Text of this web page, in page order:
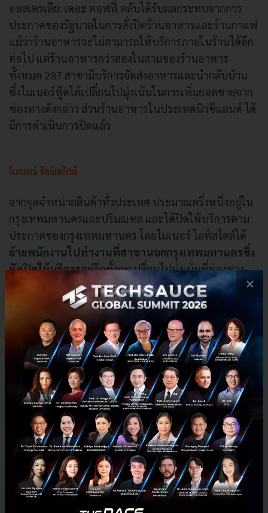
ออสเตรเลีย: เดอะ คอฟฟี่ คลับได้รับผลกระทบจากการ
ประกาศของรัฐบาลในการสั่งปิดร้านอาหารและร้านกาแฟ
แม้ว่าร้านอาหารจะไม่สามารถให้บริการภายในร้านได้อีก
ต่อไป แต่ร้านอาหารกว่าสองในสามของร้านอาหาร
ทั้งหมด 287 สาขามีบริการจัดส่งอาหารและนํากลับบ้าน
ซึ่งไมเนอร์ฟู้ดได้เปลี่ยนไปมุ่งเน้นในการเพิ่มยอดขายจาก
ช่องทางดังกล่าว ส่วนร้านอาหารในประเทศนิวซีแลนด์ ได้
มีการดําเนินการปิดแล้ว
ไมเนอร์ ไลฟ์สไตล์
จากจุดจําหน่ายสินค้าทั่วประเทศ ประมาณครึ่งหนึ่งอยู่ใน
กรุงเทพมหานครและปริมณฑล และได้ปิดให้บริการตาม
ประกาศของกรุงเทพมหานคร โดยไมเนอร์ ไลฟ์สไตล์ได้
ย้ายพนักงานไปทํางานที่สาขานอกกรุงเทพมหานครซึ่ง
ยังเปิดให้บริการอยู่อีกทั้งจะเปลี่ยนไปมุ่งเน้นที่ช่องทาง
ออนไลน์และการผลิตผลิตภัณฑ์ทําความสะอาดมือและนํ้า
ยาทําความสะอาดอื่นๆซึ่งเป็นที่ต้องการมากขึ้นในภาวะ
ปัจจุบัน
การลดต้นทุน
บริษัทอยู่ในระหว่างการดําเนินการตามแผนการฉุกเฉิน
เพื่อให้การสนับสนุนผู้มีส่วนได้ส่วนเสียทุกฝ่าย และเพื่อให้
มั่นใจว่าธุรกิจจะสามารถดําเนินต่อไปได้อย่างต่อเนื่อง
บริษัทอยู่ระหว่างการดําเนินการลดผลกระทบต่อรายได้
และผลกําไรให้น้อยที่สุด โดยมีมาตรการลดต้นทุนอย่าง
เข้มงวด เพื่อลดทั้งต้นทุนคงที่และสัดส่วนของต้นทุน
ผันแปรต่อรายได้รวม ทั้งนี้ มาตรการดังกล่าวได้ถูกนําไปใช้
ในทุกหน่วยธุรกิจและหน่วยงานสนับสนุน และในทุก
×